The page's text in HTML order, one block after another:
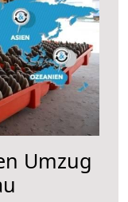
Umzug